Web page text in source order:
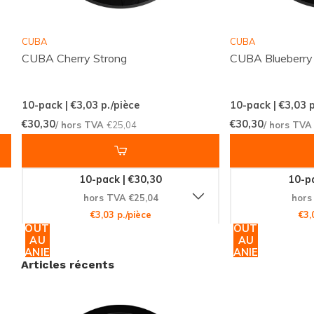
Une expérience utilisateur
exceptionnelle
expérience utilisateur exceptionnelle. Notre site web
convivial permet une navigation facile et une
recherche rapide des produits. Chaque produit est
accompagné de descriptions détaillées et d'avis
clients pour vous aider à faire le meilleur choix. De
plus, nous garantissons l'authenticité et la qualité de
tous nos produits, avec une expédition mondiale
efficace pour que vos commandes arrivent
rapidement et en parfait état.
CUBA
CUBA Cherry Strong
10-pack | €3,03 p./pièce
€30,30/ hors TVA€25,04
10-pack | €30,30
hors TVA €25,04
€3,03 p./pièce
AJOUTER
AU
PANIER
CUBA
CUBA
10-pack | €3,03
€30,30/ hors
10-
hors
AJOUTER
AU
PANIER
Articles récents